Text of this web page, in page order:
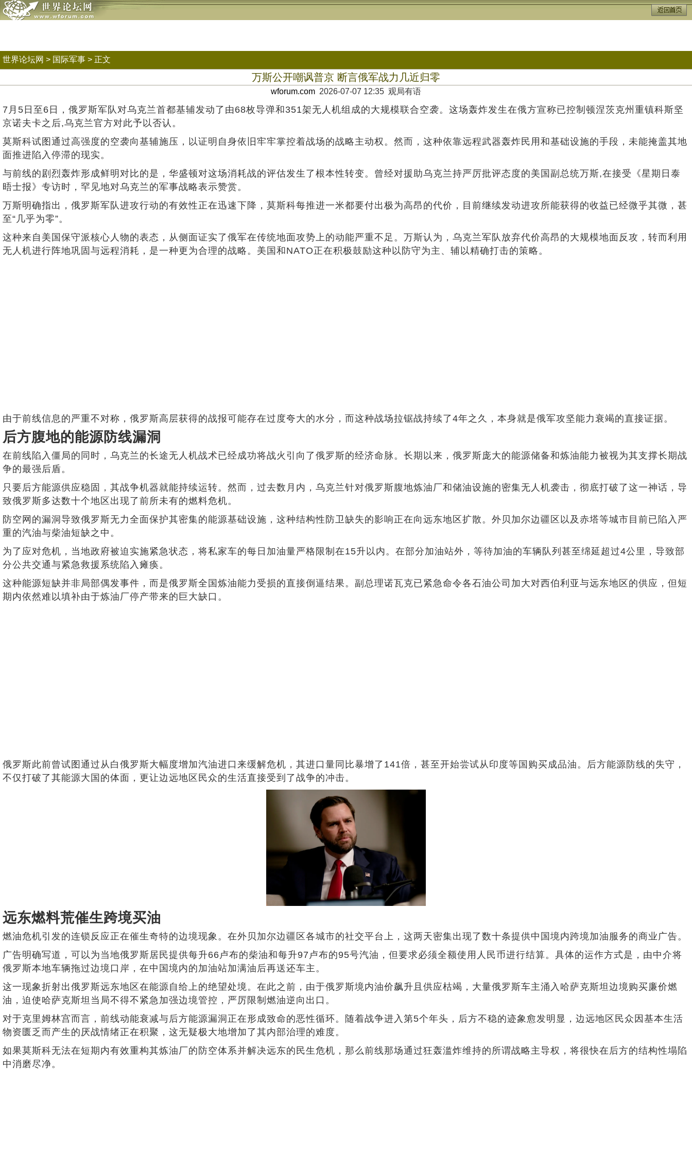
世界论坛网 > 国际军事 > 正文
万斯公开嘲讽普京 断言俄军战力几近归零
wforum.com 2026-07-07 12:35 观局有语
7月5日至6日，俄罗斯军队对乌克兰首都基辅发动了由68枚导弹和351架无人机组成的大规模联合空袭。这场轰炸发生在俄方宣称已控制顿涅茨克州重镇科斯坚
京诺夫卡之后,乌克兰官方对此予以否认。
莫斯科试图通过高强度的空袭向基辅施压，以证明自身依旧牢牢掌控着战场的战略主动权。然而，这种依靠远程武器轰炸民用和基础设施的手段，未能掩盖其地
面推进陷入停滞的现实。
与前线的剧烈轰炸形成鲜明对比的是，华盛顿对这场消耗战的评估发生了根本性转变。曾经对援助乌克兰持严厉批评态度的美国副总统万斯,在接受《星期日泰
晤士报》专访时，罕见地对乌克兰的军事战略表示赞赏。
万斯明确指出，俄罗斯军队进攻行动的有效性正在迅速下降，莫斯科每推进一米都要付出极为高昂的代价，目前继续发动进攻所能获得的收益已经微乎其微，甚
至“几乎为零”。
这种来自美国保守派核心人物的表态，从侧面证实了俄军在传统地面攻势上的动能严重不足。万斯认为，乌克兰军队放弃代价高昂的大规模地面反攻，转而利用
无人机进行阵地巩固与远程消耗，是一种更为合理的战略。美国和NATO正在积极鼓励这种以防守为主、辅以精确打击的策略。
由于前线信息的严重不对称，俄罗斯高层获得的战报可能存在过度夸大的水分，而这种战场拉锯战持续了4年之久，本身就是俄军攻坚能力衰竭的直接证据。
后方腹地的能源防线漏洞
在前线陷入僵局的同时，乌克兰的长途无人机战术已经成功将战火引向了俄罗斯的经济命脉。长期以来，俄罗斯庞大的能源储备和炼油能力被视为其支撑长期战
争的最强后盾。
只要后方能源供应稳固，其战争机器就能持续运转。然而，过去数月内，乌克兰针对俄罗斯腹地炼油厂和储油设施的密集无人机袭击，彻底打破了这一神话，导
致俄罗斯多达数十个地区出现了前所未有的燃料危机。
防空网的漏洞导致俄罗斯无力全面保护其密集的能源基础设施，这种结构性防卫缺失的影响正在向远东地区扩散。外贝加尔边疆区以及赤塔等城市目前已陷入严
重的汽油与柴油短缺之中。
为了应对危机，当地政府被迫实施紧急状态，将私家车的每日加油量严格限制在15升以内。在部分加油站外，等待加油的车辆队列甚至绵延超过4公里，导致部
分公共交通与紧急救援系统陷入瘫痪。
这种能源短缺并非局部偶发事件，而是俄罗斯全国炼油能力受损的直接倒逼结果。副总理诺瓦克已紧急命令各石油公司加大对西伯利亚与远东地区的供应，但短
期内依然难以填补由于炼油厂停产带来的巨大缺口。
俄罗斯此前曾试图通过从白俄罗斯大幅度增加汽油进口来缓解危机，其进口量同比暴增了141倍，甚至开始尝试从印度等国购买成品油。后方能源防线的失守，
不仅打破了其能源大国的体面，更让边远地区民众的生活直接受到了战争的冲击。
远东燃料荒催生跨境买油
燃油危机引发的连锁反应正在催生奇特的边境现象。在外贝加尔边疆区各城市的社交平台上，这两天密集出现了数十条提供中国境内跨境加油服务的商业广告。
广告明确写道，可以为当地俄罗斯居民提供每升66卢布的柴油和每升97卢布的95号汽油，但要求必须全额使用人民币进行结算。具体的运作方式是，由中介将
俄罗斯本地车辆拖过边境口岸，在中国境内的加油站加满油后再送还车主。
这一现象折射出俄罗斯远东地区在能源自给上的绝望处境。在此之前，由于俄罗斯境内油价飙升且供应枯竭，大量俄罗斯车主涌入哈萨克斯坦边境购买廉价燃
油，迫使哈萨克斯坦当局不得不紧急加强边境管控，严厉限制燃油逆向出口。
对于克里姆林宫而言，前线动能衰减与后方能源漏洞正在形成致命的恶性循环。随着战争进入第5个年头，后方不稳的迹象愈发明显，边远地区民众因基本生活
物资匮乏而产生的厌战情绪正在积聚，这无疑极大地增加了其内部治理的难度。
如果莫斯科无法在短期内有效重构其炼油厂的防空体系并解决远东的民生危机，那么前线那场通过狂轰滥炸维持的所谓战略主导权，将很快在后方的结构性塌陷
中消磨尽净。